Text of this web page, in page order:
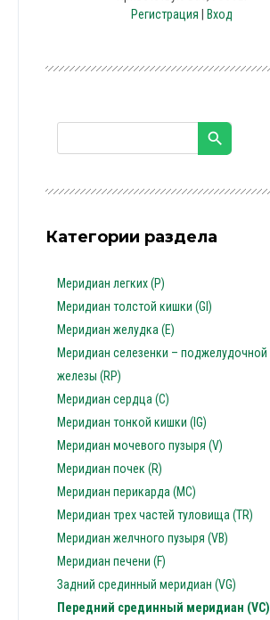
Регистрация
Вход
Категории раздела
Меридиан легких (P)
Меридиан толстой кишки (GI)
Меридиан желудка (E)
Меридиан селезенки – поджелудочной
железы (RP)
Меридиан сердца (C)
Меридиан тонкой кишки (IG)
Меридиан мочевого пузыря (V)
Меридиан почек (R)
Меридиан перикарда (MC)
Меридиан трех частей туловища (TR)
Меридиан желчного пузыря (VB)
Меридиан печени (F)
Задний срединный меридиан (VG)
Передний срединный меридиан (VC)